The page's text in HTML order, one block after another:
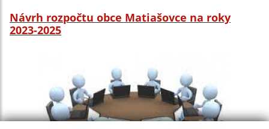
Návrh rozpočtu obce Matiašovce na roky
2023-2025